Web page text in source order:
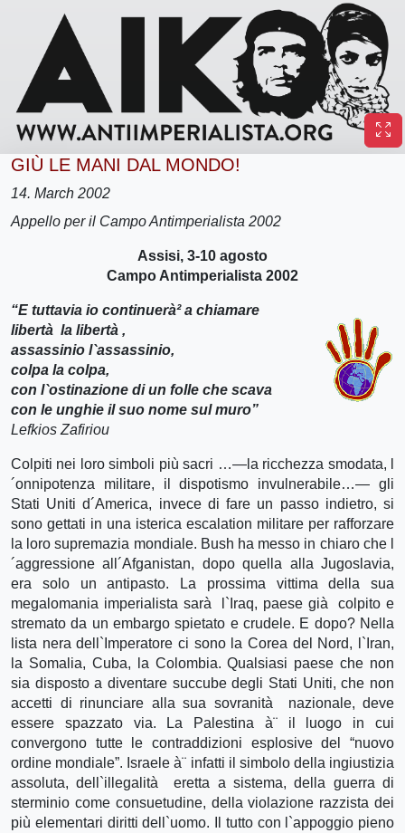
GIÙ LE MANI DAL MONDO!
14. March 2002
Appello per il Campo Antimperialista 2002
Assisi, 3-10 agosto
Campo Antimperialista 2002
“E tuttavia io continuerà² a chiamare
libertà la libertà ,
assassinio l`assassinio,
colpa la colpa,
con l`ostinazione di un folle che scava
con le unghie il suo nome sul muro”
Lefkios Zafiriou
Colpiti nei loro simboli più sacri …—la ricchezza smodata, l
´onnipotenza militare, il dispotismo invulnerabile…— gli
Stati Uniti d´America, invece di fare un passo indietro, si
sono gettati in una isterica escalation militare per rafforzare
la loro supremazia mondiale. Bush ha messo in chiaro che l
´aggressione all´Afganistan, dopo quella alla Jugoslavia,
era solo un antipasto. La prossima vittima della sua
megalomania imperialista sarà l`Iraq, paese già colpito e
stremato da un embargo spietato e crudele. E dopo? Nella
lista nera dell`Imperatore ci sono la Corea del Nord, l`Iran,
la Somalia, Cuba, la Colombia. Qualsiasi paese che non
sia disposto a diventare succube degli Stati Uniti, che non
accetti di rinunciare alla sua sovranità nazionale, deve
essere spazzato via. La Palestina à¨ il luogo in cui
convergono tutte le contraddizioni esplosive del “nuovo
ordine mondiale”. Israele à¨ infatti il simbolo della ingiustizia
assoluta, dell`illegalità eretta a sistema, della guerra di
sterminio come consuetudine, della violazione razzista dei
più elementari diritti dell`uomo. Il tutto con l`appoggio pieno